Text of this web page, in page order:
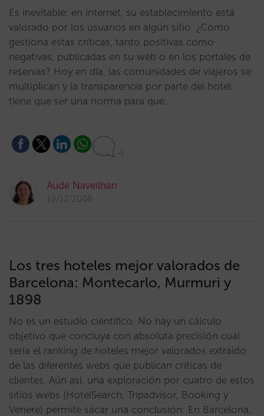
Es inevitable: en internet, su establecimiento está
valorado por los usuarios en algún sitio. ¿Cómo
gestiona estas críticas, tanto positivas como
negativas, publicadas en su web o en los portales de
reservas? Hoy en día, las comunidades de viajeros se
multiplican y la transparencia por parte del hotel
tiene que ser una norma para que…
4
Aude Naveilhan
19/12/2008
Los tres hoteles mejor valorados de
Barcelona: Montecarlo, Murmuri y
1898
No es un estudio científico. No hay un cálculo
objetivo que concluya con absoluta precisión cuál
sería el ranking de hoteles mejor valorados extraido
de las diferentes webs que publican críticas de
clientes. Aún así, una exploración por cuatro de estos
sitios webs (HotelSearch, Tripadvisor, Booking y
Venere) permite sacar una conclusión: En Barcelona,